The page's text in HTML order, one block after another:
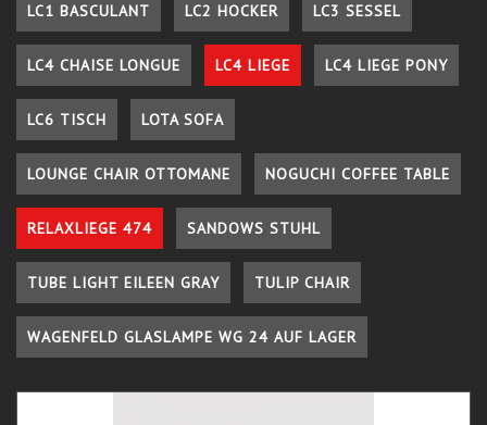
LC1 BASCULANT LC2 HOCKER LC3 SESSEL
LC4 CHAISE LONGUE LC4 LIEGE LC4 LIEGE PONY
LC6 TISCH LOTA SOFA
LOUNGE CHAIR OTTOMANE NOGUCHI COFFEE TABLE
RELAXLIEGE 474 SANDOWS STUHL
TUBE LIGHT EILEEN GRAY TULIP CHAIR
WAGENFELD GLASLAMPE WG 24 AUF LAGER